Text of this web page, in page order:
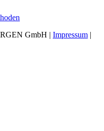
GmbH | Impressum |